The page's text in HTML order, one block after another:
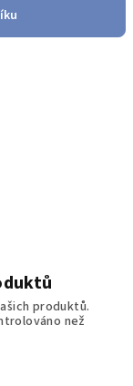
produktů.
než